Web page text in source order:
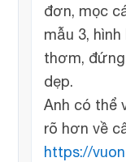
đơn, mọc
mẫu 3,
thơm,
dẹp.
Anh có thể
rõ hơn về
https://